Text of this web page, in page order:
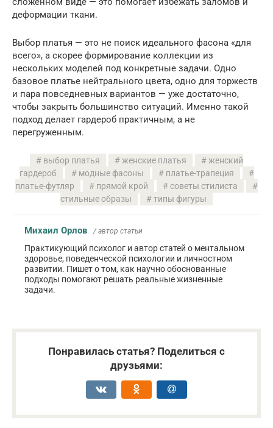
деформации ткани.
Выбор платья — это не поиск идеального фасона «для
всего», а скорее формирование коллекции из
нескольких моделей под конкретные задачи. Одно
базовое платье нейтрального цвета, одно для торжеств
и пара повседневных вариантов — уже достаточно,
чтобы закрыть большинство ситуаций. Именно такой
подход делает гардероб практичным, а не
перегруженным.
выбор платья женские платья
женский
гардероб
модные фасоны
платье-трапеция
платье-футляр
прямой крой
советы стилиста
стильные образы
типы фигуры
Михаил Орлов / автор статьи
Практикующий психолог и автор статей о ментальном
здоровье, поведенческой психологии и личностном
развитии. Пишет о том, как научно обоснованные
подходы помогают решать реальные жизненные
задачи.
Понравилась статья? Поделиться с
друзьями: